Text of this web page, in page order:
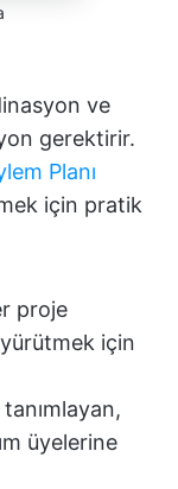
ve
gerektirir.
Planı
için pratik
proje
yürütmek için
üyelerine